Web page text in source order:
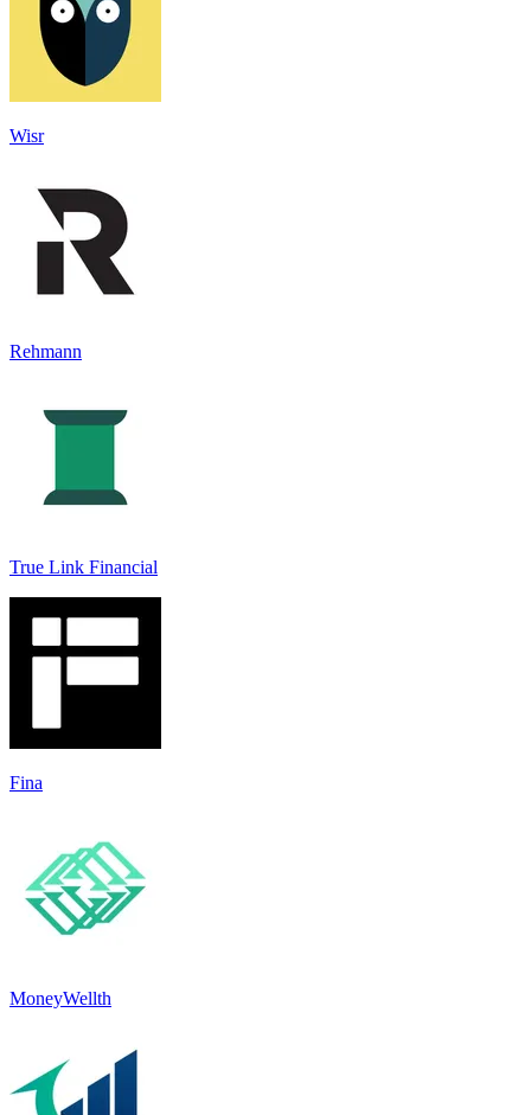
Wisr
Rehmann
True Link Financial
Fina
MoneyWellth